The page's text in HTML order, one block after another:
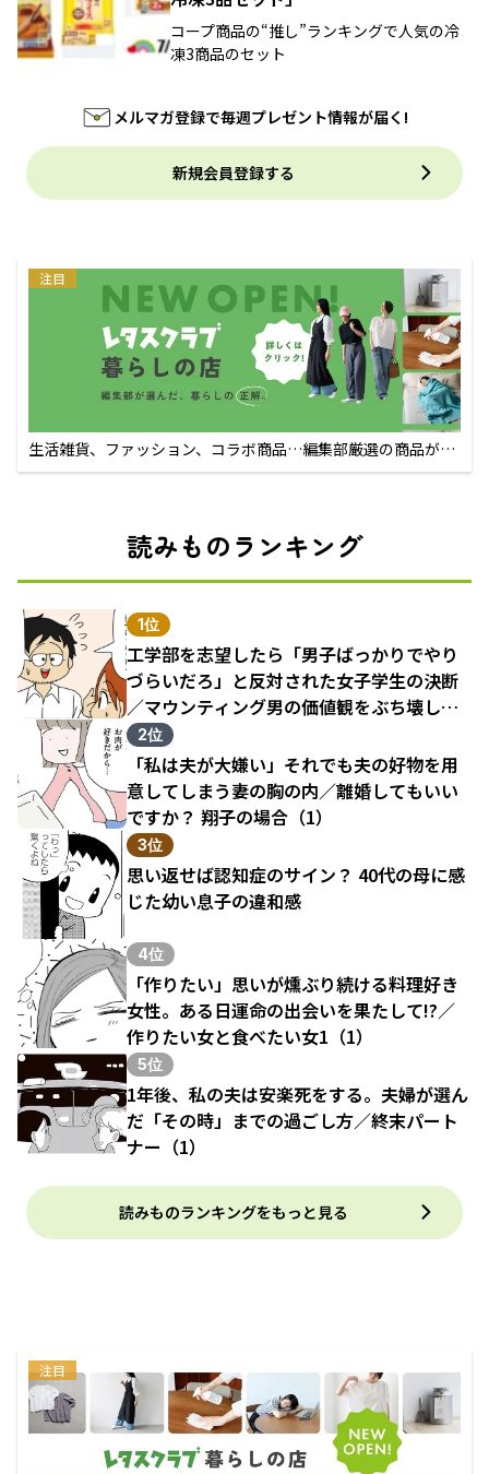
コープ商品の“推し”ランキングで人気の冷
凍3商品のセット
メルマガ登録で毎週プレゼント情報が届く!
新規会員登録する
注目
生活雑貨、ファッション、コラボ商品…編集部厳選の商品が買
えるECサイト
読みものランキング
1位
工学部を志望したら「男子ばっかりでやり
づらいだろ」と反対された女子学生の決断
／マウンティング男の価値観をぶち壊した
結果（1）
2位
「私は夫が大嫌い」それでも夫の好物を用
意してしまう妻の胸の内／離婚してもいい
ですか？ 翔子の場合（1）
3位
思い返せば認知症のサイン？ 40代の母に感
じた幼い息子の違和感
4位
「作りたい」思いが燻ぶり続ける料理好き
女性。ある日運命の出会いを果たして!?／
作りたい女と食べたい女1（1）
5位
1年後、私の夫は安楽死をする。夫婦が選ん
だ「その時」までの過ごし方／終末パート
ナー（1）
読みものランキングをもっと見る
注目